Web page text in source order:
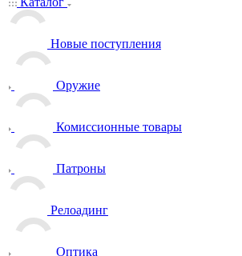
Новые поступления
Оружие
Комиссионные товары
Патроны
Релоадинг
Оптика